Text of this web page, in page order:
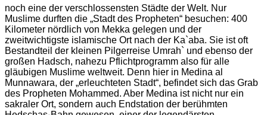
noch eine der verschlossensten Städte der Welt. Nur
Muslime durften die „Stadt des Propheten“ besuchen: 400
Kilometer nördlich von Mekka gelegen und der
zweitwichtigste islamische Ort nach der Ka`aba. Sie ist oft
Bestandteil der kleinen Pilgerreise Umrah` und ebenso der
großen Hadsch, nahezu Pflichtprogramm also für alle
gläubigen Muslime weltweit. Denn hier in Medina al
Munnawara, der „erleuchteten Stadt“, befindet sich das Grab
des Propheten Mohammed. Aber Medina ist nicht nur ein
sakraler Ort, sondern auch Endstation der berühmten